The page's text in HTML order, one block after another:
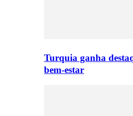
Turquia ganha
bem-estar